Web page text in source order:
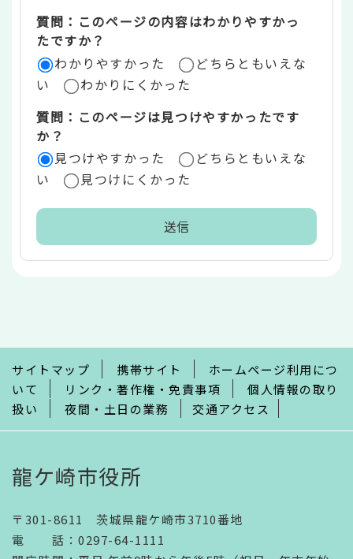
リ
ア
質問：このページの内容はわかりやすかっ
たですか？
わかりやすかった
どちらともいえな
い
わかりにくかった
質問：このページは見つけやすかったです
か？
見つけやすかった
どちらともいえな
い
見つけにくかった
で
サイトマップ 携帯サイト
ホームページ利用につ
いて
リンク・著作権・免責事項
個人情報の取り
扱い
夜間・土日の業務 交通アクセス
龍ケ崎市役所
〒301-8611 茨城県龍ケ崎市3710番地
電話 ： 0297-64-1111